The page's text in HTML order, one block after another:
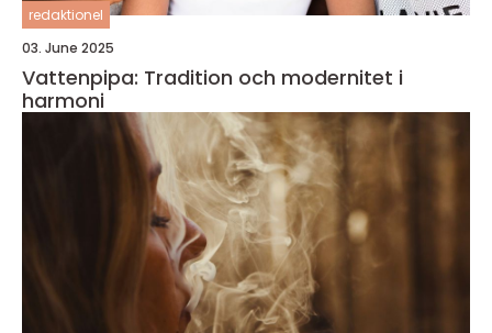
redaktionel
03. June 2025
Vattenpipa: Tradition och modernitet i
harmoni